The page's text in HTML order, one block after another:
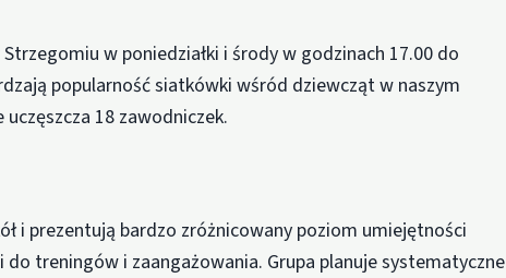
w poniedziałki i środy w godzinach 17.00 do
popularność siatkówki wśród dziewcząt w naszym
18 zawodniczek.
i prezentują bardzo zróżnicowany poziom umiejętności
treningów i zaangażowania. Grupa planuje systematyczne